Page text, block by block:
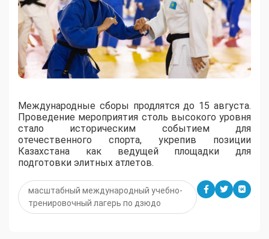
Международные сборы продлятся до 15 августа.
Проведение мероприятия столь высокого уровня
стало историческим событием для
отечественного спорта, укрепив позиции
Казахстана как ведущей площадки для
подготовки элитных атлетов.
масштабный международный учебно-
тренировочный лагерь по дзюдо